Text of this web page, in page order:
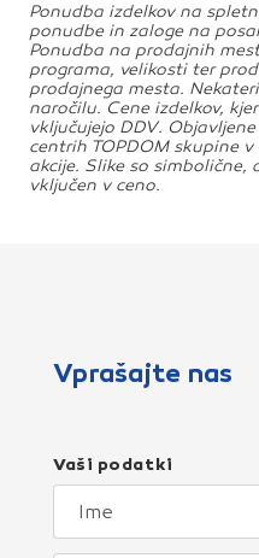
Ponudba izdelkov na
ponudbe in zaloge na
Ponudba na prodajnih
programa, velikosti ter
prodajnega mesta.
naročilu. Cene izdelkov,
vključujejo DDV.
centrih TOPDOM skupine
akcije. Slike so
vključen v ceno.
Vprašajte nas
Vaši podatki